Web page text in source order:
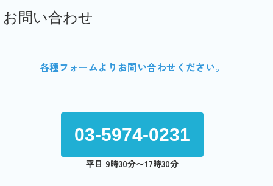
お問い合わせ
各種フォームよりお問い合わせください。
03-5974-0231
平日 9時30分〜17時30分